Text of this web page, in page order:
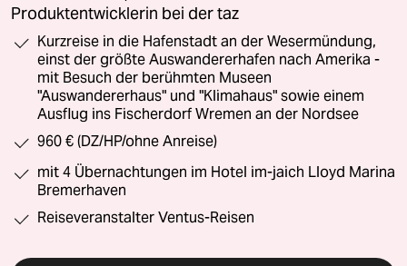
Produktentwicklerin bei der taz
Kurzreise in die Hafenstadt an der Wesermündung,
einst der größte Auswandererhafen nach Amerika -
mit Besuch der berühmten Museen
"Auswandererhaus" und "Klimahaus" sowie einem
Ausflug ins Fischerdorf Wremen an der Nordsee
960 € (DZ/HP/ohne Anreise)
mit 4 Übernachtungen im Hotel im-jaich Lloyd Marina
Bremerhaven
Reiseveranstalter Ventus-Reisen